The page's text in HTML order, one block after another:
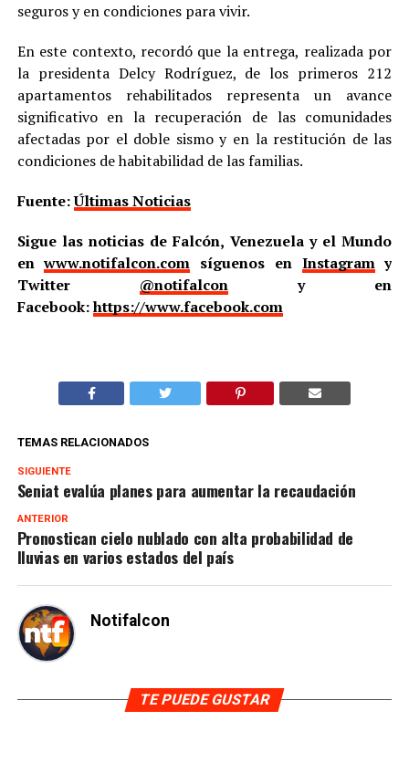
seguros y en condiciones para vivir.
En este contexto, recordó que la entrega, realizada por
la presidenta Delcy Rodríguez, de los primeros 212
apartamentos rehabilitados representa un avance
significativo en la recuperación de las comunidades
afectadas por el doble sismo y en la restitución de las
condiciones de habitabilidad de las familias.
Fuente:Últimas Noticias
Sigue las noticias de Falcón, Venezuela y el Mundo
enwww.notifalcon.com síguenos en Instagramy
Twitter @notifalcony en
Facebook:https://www.facebook.com
TEMAS RELACIONADOS
SIGUIENTE
Seniat evalúa planes para aumentar la recaudación
ANTERIOR
Pronostican cielo nublado con alta probabilidad de
lluvias en varios estados del país
Notifalcon
TE PUEDE GUSTAR